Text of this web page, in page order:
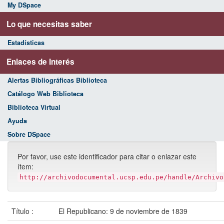
My DSpace
Lo que necesitas saber
Estadísticas
Enlaces de Interés
Alertas Bibliográficas Biblioteca
Catálogo Web Biblioteca
Biblioteca Virtual
Ayuda
Sobre DSpace
Por favor, use este identificador para citar o enlazar este
ítem:
http://archivodocumental.ucsp.edu.pe/handle/
Título :
El Republicano: 9 de noviembre de 1839